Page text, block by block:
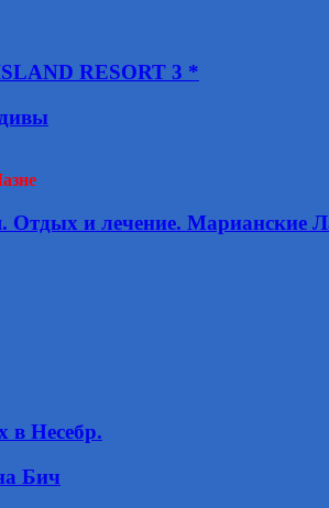
RESORT 3 *
Отдых и лечение. Марианские
в Несебр.
Бич